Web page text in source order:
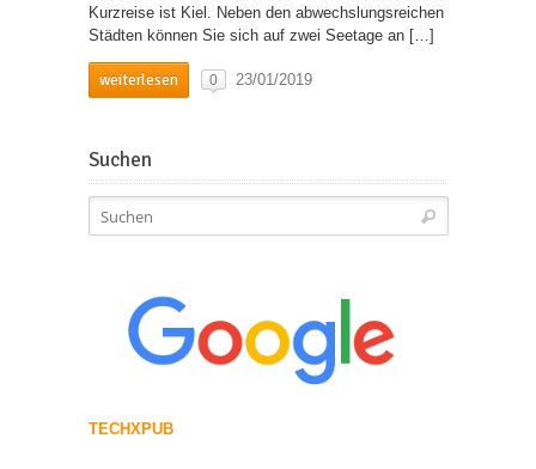
Kurzreise ist Kiel. Neben den abwechslungsreichen
Städten können Sie sich auf zwei Seetage an […]
weiterlesen 0 23/01/2019
Suchen
TECHXPUB